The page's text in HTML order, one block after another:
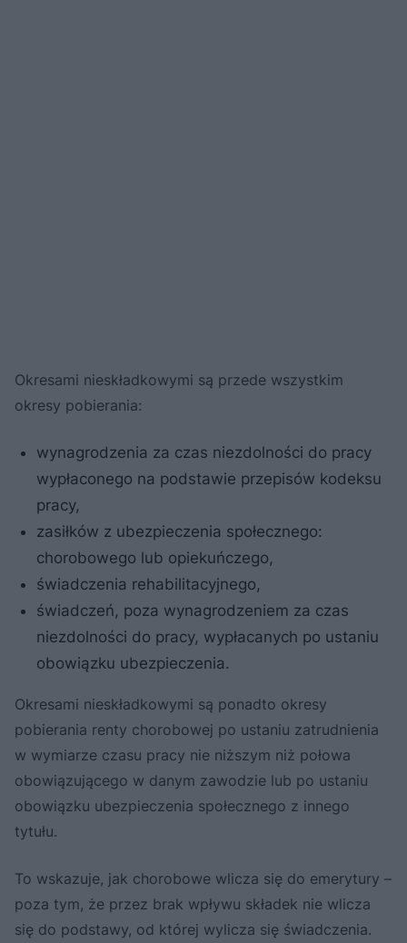
Okresami nieskładkowymi są przede wszystkim
okresy pobierania:
wynagrodzenia za czas niezdolności do pracy
wypłaconego na podstawie przepisów kodeksu
pracy,
zasiłków z ubezpieczenia społecznego:
chorobowego lub opiekuńczego,
świadczenia rehabilitacyjnego,
świadczeń, poza wynagrodzeniem za czas
niezdolności do pracy, wypłacanych po ustaniu
obowiązku ubezpieczenia.
Okresami nieskładkowymi są ponadto okresy
pobierania renty chorobowej po ustaniu zatrudnienia
w wymiarze czasu pracy nie niższym niż połowa
obowiązującego w danym zawodzie lub po ustaniu
obowiązku ubezpieczenia społecznego z innego
tytułu.
To wskazuje, jak chorobowe wlicza się do emerytury –
poza tym, że przez brak wpływu składek nie wlicza
się do podstawy, od której wylicza się świadczenia.